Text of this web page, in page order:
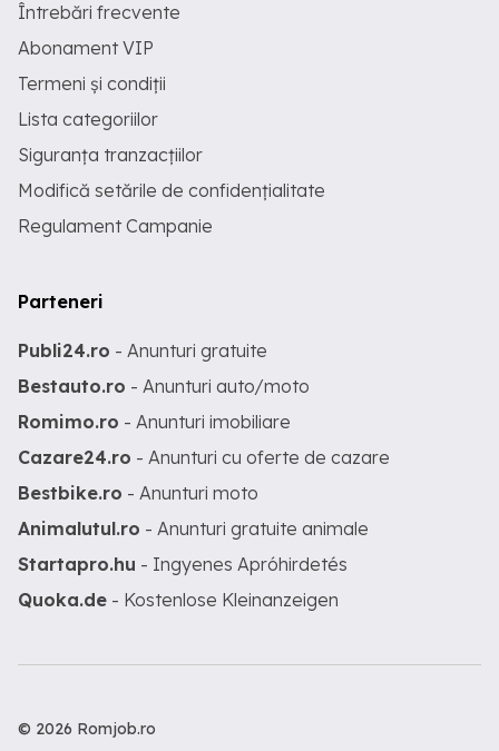
Întrebări frecvente
Abonament VIP
Termeni și condiții
Lista categoriilor
Siguranța tranzacțiilor
Modifică setările de confidențialitate
Regulament Campanie
Parteneri
Publi24.ro - Anunturi gratuite
Bestauto.ro - Anunturi auto/moto
Romimo.ro - Anunturi imobiliare
Cazare24.ro - Anunturi cu oferte de cazare
Bestbike.ro - Anunturi moto
Animalutul.ro - Anunturi gratuite animale
Startapro.hu - Ingyenes Apróhirdetés
Quoka.de - Kostenlose Kleinanzeigen
© 2026 Romjob.ro